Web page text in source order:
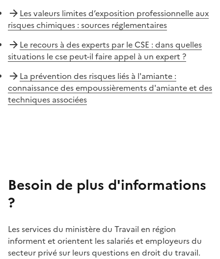
Les valeurs limites d’exposition professionnelle aux
risques chimiques : sources réglementaires
Le recours à des experts par le CSE : dans quelles
situations le cse peut-il faire appel à un expert ?
La prévention des risques liés à l'amiante :
connaissance des empoussièrements d'amiante et des
techniques associées
Besoin de plus d'informations
?
Les services du ministère du Travail en région
informent et orientent les salariés et employeurs du
secteur privé sur leurs questions en droit du travail.